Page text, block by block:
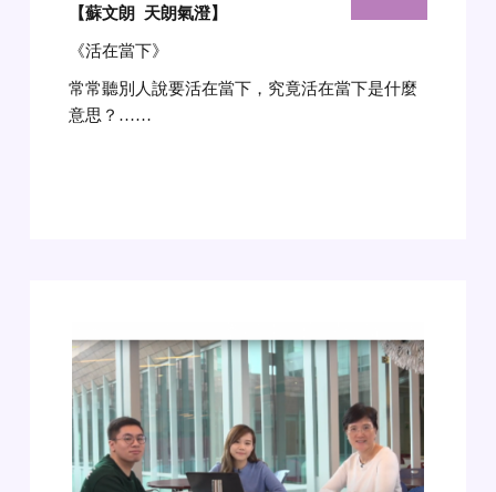
【蘇文朗 天朗氣澄】
《活在當下》
常常聽別人說要活在當下，究竟活在當下是什麼
意思？……